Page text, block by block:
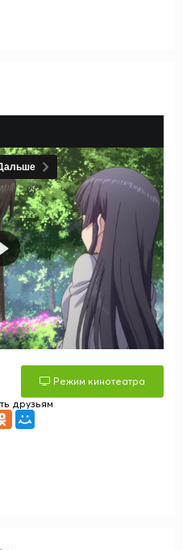
Режим кинотеатра
друзьям